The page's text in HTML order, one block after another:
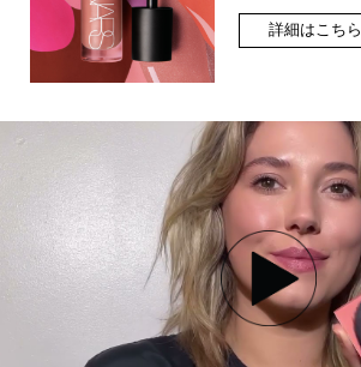
詳細はこちら